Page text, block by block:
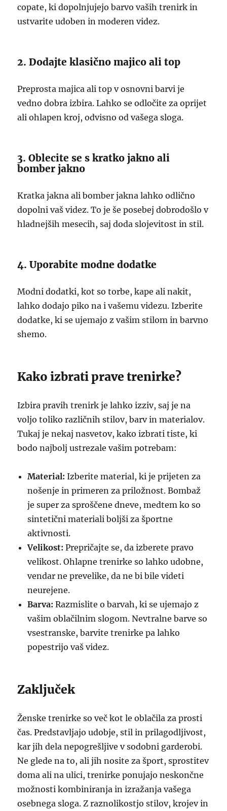
copate, ki dopolnjujejo barvo vaših trenirk in
ustvarite udoben in moderen videz.
2. Dodajte klasično majico ali top
Preprosta majica ali top v osnovni barvi je
vedno dobra izbira. Lahko se odločite za oprijet
ali ohlapen kroj, odvisno od vašega sloga.
3. Oblecite se s kratko jakno ali
bomber jakno
Kratka jakna ali bomber jakna lahko odlično
dopolni vaš videz. To je še posebej dobrodošlo v
hladnejših mesecih, saj doda slojevitost in stil.
4. Uporabite modne dodatke
Modni dodatki, kot so torbe, kape ali nakit,
lahko dodajo piko na i vašemu videzu. Izberite
dodatke, ki se ujemajo z vašim stilom in barvno
shemo.
Kako izbrati prave trenirke?
Izbira pravih trenirk je lahko izziv, saj je na
voljo toliko različnih stilov, barv in materialov.
Tukaj je nekaj nasvetov, kako izbrati tiste, ki
bodo najbolj ustrezale vašim potrebam:
Material: Izberite material, ki je prijeten za
nošenje in primeren za priložnost. Bombaž
je super za sproščene dneve, medtem ko so
sintetični materiali boljši za športne
aktivnosti.
Velikost: Prepričajte se, da izberete pravo
velikost. Ohlapne trenirke so lahko udobne,
vendar ne prevelike, da ne bi bile videti
neurejene.
Barva: Razmislite o barvah, ki se ujemajo z
vašim oblačilnim slogom. Nevtralne barve so
vsestranske, barvite trenirke pa lahko
popestrijo vaš videz.
Zaključek
Ženske trenirke so več kot le oblačila za prosti
čas. Predstavljajo udobje, stil in prilagodljivost,
kar jih dela nepogrešljive v sodobni garderobi.
Ne glede na to, ali jih nosite za šport, sprostitev
doma ali na ulici, trenirke ponujajo neskončne
možnosti kombiniranja in izražanja vašega
osebnega sloga. Z raznolikostjo stilov, krojev in